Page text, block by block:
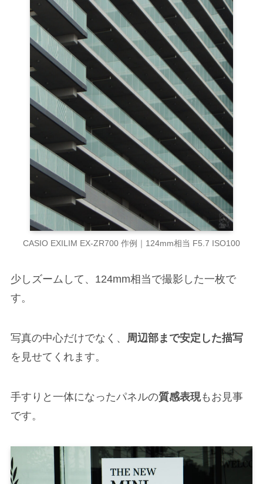
CASIO EXILIM EX-ZR700 作例｜124mm相当 F5.7 ISO100
少しズームして、124mm相当で撮影した一枚で
す。
写真の中心だけでなく、 周辺部まで安定した描写
を見せてくれます。
手すりと一体になったパネルの質感表現もお見事
です。